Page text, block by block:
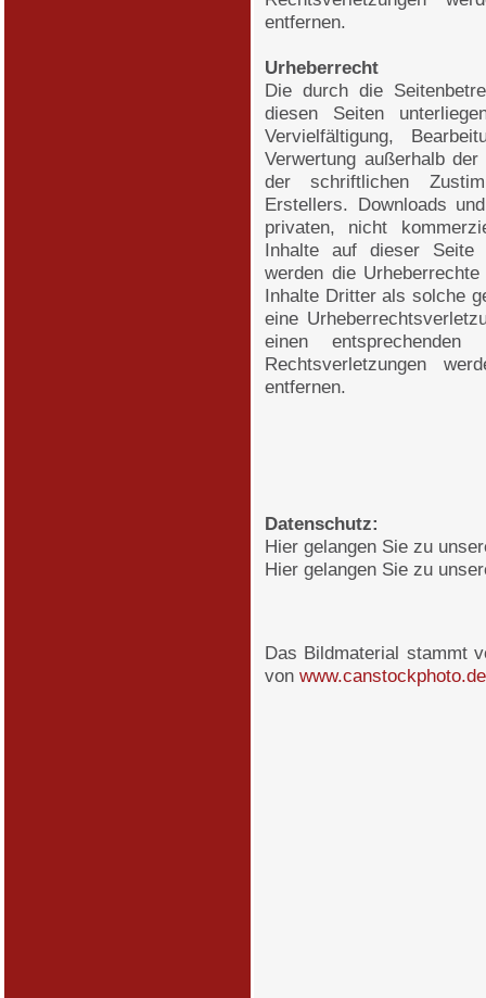
entfernen.
Urheberrecht
Die durch die
diesen Seiten
Vervielfältigung,
Verwertung außerhalb
der schriftlichen
Erstellers. Downloads
privaten, nicht
Inhalte auf dieser Seite
werden die
Inhalte Dritter als solche
eine
einen
Rechtsverletzungen
entfernen.
Datenschutz:
Hier gelangen Sie zu
Hier gelangen Sie zu
Das Bildmaterial stammt
von www.canstockphoto.de